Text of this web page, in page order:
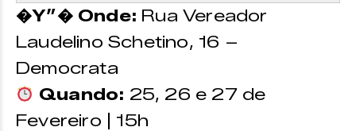
�Y”� Onde: Rua Vereador
Laudelino Schetino, 16 –
Democrata
Quando: 25, 26 e 27 de
Fevereiro | 15h